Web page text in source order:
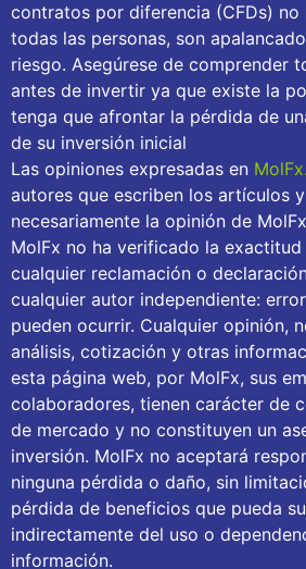
contratos por diferencia (CFDs) no
todas las personas, son
riesgo. Asegúrese de comprender
antes de invertir ya que existe la
tenga que afrontar la pérdida de
de su inversión inicial
Las opiniones expresadas en
autores que escriben los artículos
necesariamente la opinión de
MolFx no ha verificado la
cualquier reclamación o
cualquier autor independiente:
pueden ocurrir. Cualquier opinión,
análisis, cotización y otras
esta página web, por MolFx, sus
colaboradores, tienen carácter de
de mercado y no constituyen un
inversión. MolFx no aceptará
ninguna pérdida o daño, sin
pérdida de beneficios que pueda
indirectamente del uso o
información.